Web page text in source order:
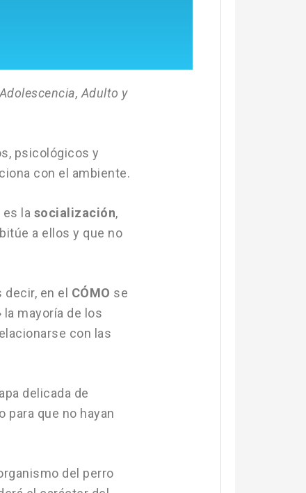
Adulto y
psicológicos y
con el ambiente.
la socialización,
a ellos y que no
decir, en el CÓMO se
mayoría de los
con las
delicada de
para que no hayan
del perro